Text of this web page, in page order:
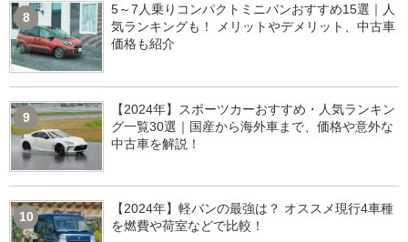
8
5～7人乗りコンパクトミニバンおすすめ15選｜人
気ランキングも！ メリットやデメリット、中古車
価格も紹介
9
【2024年】スポーツカーおすすめ・人気ランキン
グ一覧30選｜国産から海外車まで、価格や意外な
中古車を解説！
10
【2024年】軽バンの最強は？ オススメ現行4車種
を燃費や荷室などで比較！